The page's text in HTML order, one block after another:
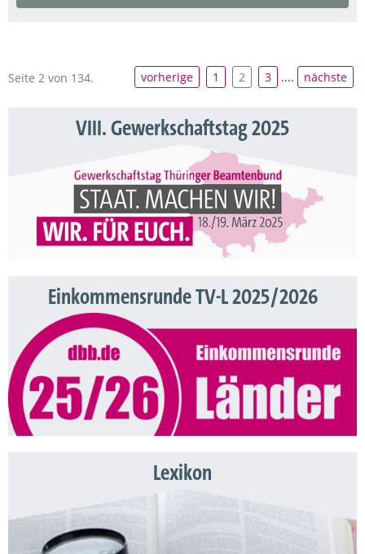
Seite 2 von 134. vorherige 1 2 3 .... nächste
VIII. Gewerkschaftstag 2025
Einkommensrunde TV-L 2025/2026
Lexikon